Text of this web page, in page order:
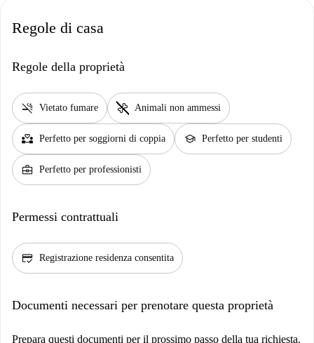
Regole di casa
Regole della proprietà
smoke_free Vietato fumare pet_supplies Animali non ammessi
partner_heart Perfetto per soggiorni di coppia school Perfetto per studenti
business_center Perfetto per professionisti
Permessi contrattuali
credit_score Registrazione residenza consentita
Documenti necessari per prenotare questa proprietà
Prepara questi documenti per il prossimo passo della tua richiesta.